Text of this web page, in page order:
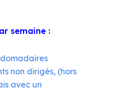
semaine :
non dirigés, (hors
avec un